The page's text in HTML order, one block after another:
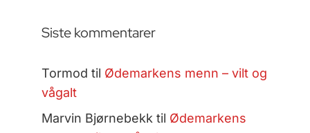
Siste kommentarer
Tormod til Ødemarkens menn – vilt og
vågalt
Marvin Bjørnebekk til Ødemarkens